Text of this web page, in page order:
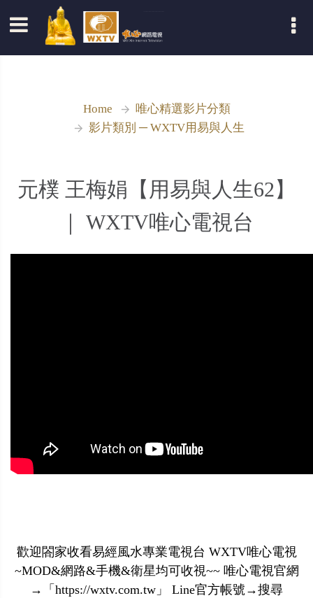
Home
唯心精選影片分類
影片類別 ─ WXTV用易與人生
元樸 王梅娟【用易與人生62】
｜ WXTV唯心電視台
歡迎閤家收看易經風水專業電視台 WXTV唯心電視
~MOD&網路&手機&衛星均可收視~~ 唯心電視官網
→「https://wxtv.com.tw」 Line官方帳號→搜尋